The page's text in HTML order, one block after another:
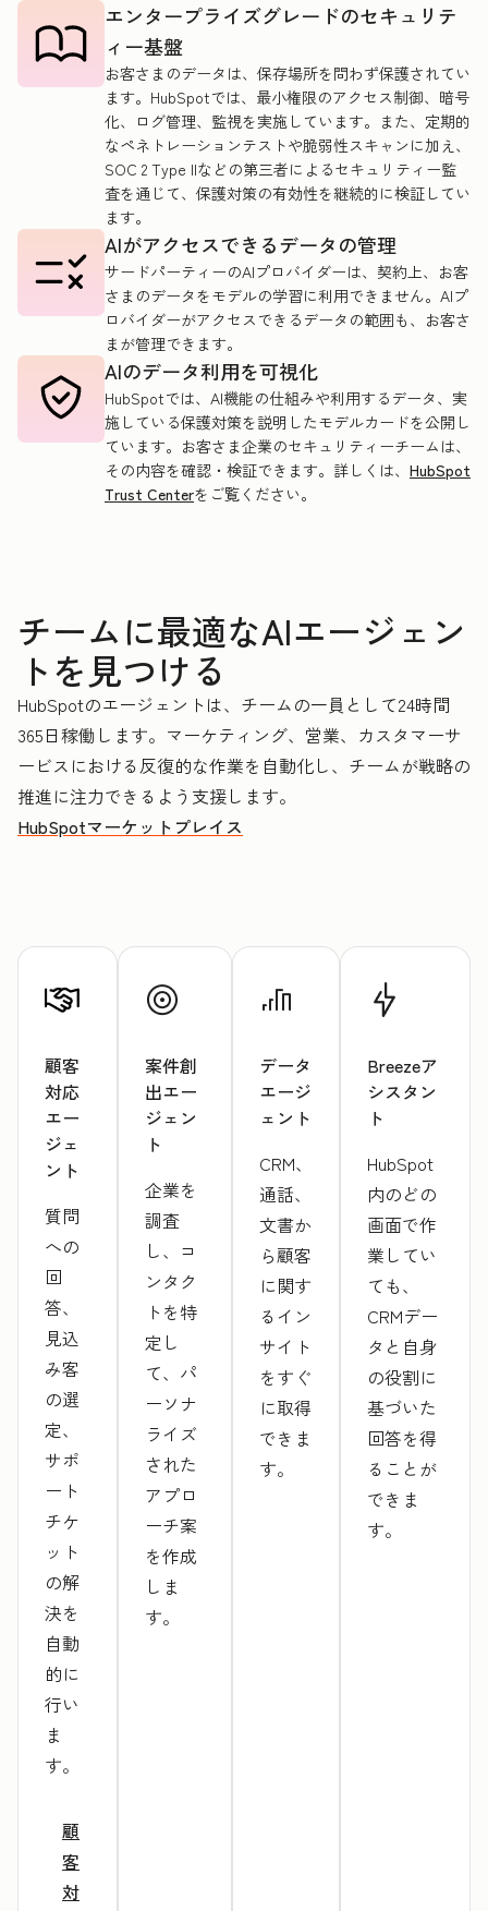
エンタープライズグレードのセキュリテ
ィー基盤
お客さまのデータは、保存場所を問わず保護されてい
ます。HubSpotでは、最小権限のアクセス制御、暗号
化、ログ管理、監視を実施しています。また、定期的
なペネトレーションテストや脆弱性スキャンに加え、
SOC 2 Type IIなどの第三者によるセキュリティー監
査を通じて、保護対策の有効性を継続的に検証してい
ます。
AIがアクセスできるデータの管理
サードパーティーのAIプロバイダーは、契約上、お客
さまのデータをモデルの学習に利用できません。AIプ
ロバイダーがアクセスできるデータの範囲も、お客さ
まが管理できます。
AIのデータ利用を可視化
HubSpotでは、AI機能の仕組みや利用するデータ、実
施している保護対策を説明したモデルカードを公開し
ています。お客さま企業のセキュリティーチームは、
その内容を確認・検証できます。詳しくは、 HubSpot
Trust Centerをご覧ください。
チームに最適なAIエージェン
トを見つける
HubSpotのエージェントは、チームの一員として24時間
365日稼働します。マーケティング、営業、カスタマーサ
ービスにおける反復的な作業を自動化し、チームが戦略の
推進に注力できるよう支援します。
HubSpotマーケットプレイス
顧客
対応
エー
ジェ
ント
質問
への
回
答、
見込
み客
の選
定、
サポ
ート
チケ
ット
の解
決を
自動
的に
行い
ま
す。
顧
客
対
案件創
出エー
ジェン
ト
企業を
調査
し、コ
ンタク
トを特
定し
て、パ
ーソナ
ライズ
された
アプロ
ーチ案
を作成
しま
す。
データ
エージ
ェント
CRM、
通話、
文書か
ら顧客
に関す
るイン
サイト
をすぐ
に取得
できま
す。
Breezeア
シスタン
ト
HubSpot
内のどの
画面で作
業してい
ても、
CRMデー
タと自身
の役割に
基づいた
回答を得
ることが
できま
す。